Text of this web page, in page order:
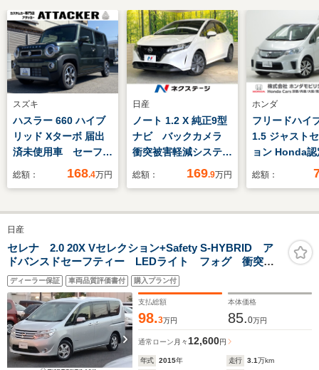
スズキ
ハスラー 660 ハイブ
リッド Xターボ 届出
済未使用車 セーフテ
ィサポート アダプテ
フォグ シートヒータ
ー フルオートエアコ
ン 純正アルミホイー
ル スマートキー プ
ッシュスタート
総額： 168.4万円
日産
ノート 1.2 X 純正9型
ナビ バックカメラ
衝突被害軽減システ
ム 禁煙車 コーナー
ビーム オートライ
Bluetooth CD
DVD再生 フルセグ
総額： 169.9万円
ホンダ
フリードハイ
1.5 ジャスト
ョン Honda認
車 修復歴
ンチナビ バ
ントロール
スライドドア
アルミホイー
総額：
日産
セレナ 2.0 20X Vセレクション+Safety S-HYBRID ア
ドバンスドセーフティー LEDライト フォグ 衝突軽
減装置 横滑り防止機能 全周囲モニタ ドライブレコ
ーダー付 前後ソナー 衝突安全ボディ オートクルー
ズ ナビTV 地デジTV BT DVD再生
ディーラー保証 車両品質評価書付 購入プラン付
支払総額
98.3万円
本体価格
85.0万円
通常ローン 月々 12,600円
年式 2015年 走行 3.1万km